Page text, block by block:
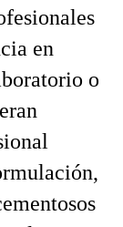
en
o